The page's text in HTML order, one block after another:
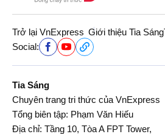
Trở lại VnExpress Giới thiệu Tia Sáng
Social:
Tia Sáng
Chuyên trang tri thức của VnExpress
Tổng biên tập: Phạm Văn Hiếu
Địa chỉ: Tầng 10, Tòa A FPT Tower,